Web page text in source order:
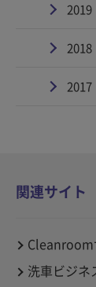
2019
2018
2017
関連サイト
Cleanroom
洗車ビジネ